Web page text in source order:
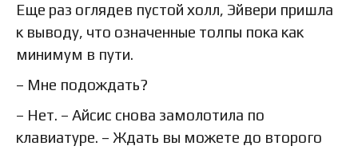
Еще раз оглядев пустой холл, Эйвери пришла
к выводу, что означенные толпы пока как
минимум в пути.
– Мне подождать?
– Нет. – Айсис снова замолотила по
клавиатуре. – Ждать вы можете до второго